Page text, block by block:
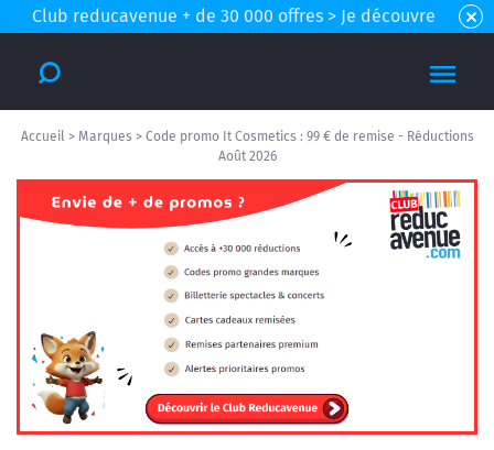
Club reducavenue + de 30 000 offres > Je découvre
Accueil > Marques > Code promo It Cosmetics : 99 € de remise - Réductions
Août 2026